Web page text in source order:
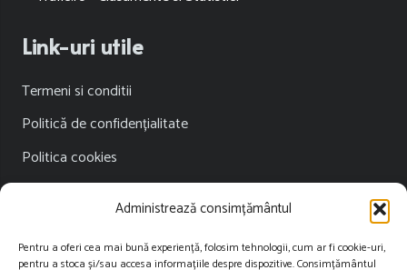
Administrează consimțământul
Pentru a oferi cea mai bună experiență, folosim tehnologii, cum ar fi cookie-uri,
pentru a stoca și/sau accesa informațiile despre dispozitive. Consimțământul
Link-uri utile
Termeni si conditii
Politică de confidențialitate
Politica cookies
Publicitate